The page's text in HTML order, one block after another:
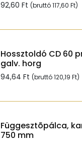
92,60 Ft (bruttó117,60 Ft)
Hossztoldó CD 60
galv. horg
94,64 Ft (bruttó120,19 Ft)
Függesztõpálca,
750 mm